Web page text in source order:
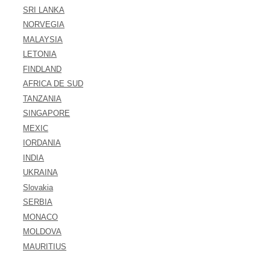
SRI LANKA
NORVEGIA
MALAYSIA
LETONIA
FINDLAND
AFRICA DE SUD
TANZANIA
SINGAPORE
MEXIC
IORDANIA
INDIA
UKRAINA
Slovakia
SERBIA
MONACO
MOLDOVA
MAURITIUS